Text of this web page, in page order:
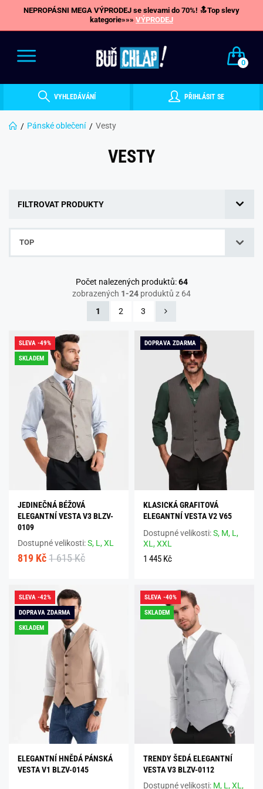
NEPROPÁSNI MEGA VÝPRODEJ se slevami do 70%! 🔝Top slevy
kategorie»»» VÝPRODEJ
0
VYHLEDÁVÁNÍ PŘIHLÁSIT SE
Pánské oblečení Vesty
VESTY
FILTROVAT PRODUKTY
TOP
Počet nalezených produktů:64
zobrazených 1-24produktů z 64
1
2 3
SLEVA -49%
SKLADEM
JEDINEČNÁ BÉŽOVÁ
ELEGANTNÍ VESTA V3 BLZV-
0109
Dostupné velikosti:S, L,XL
819 Kč 1 615 Kč
DOPRAVA ZDARMA
KLASICKÁ GRAFITOVÁ
ELEGANTNÍ VESTA V2 V65
Dostupné velikosti:S, M, L,
XL,XXL
1 445 Kč
SLEVA -42%
DOPRAVA ZDARMA
SKLADEM
ELEGANTNÍ HNĚDÁ PÁNSKÁ
VESTA V1 BLZV-0145
SLEVA -40%
SKLADEM
TRENDY ŠEDÁ ELEGANTNÍ
VESTA V3 BLZV-0112
Dostupné velikosti: M, L,XL,